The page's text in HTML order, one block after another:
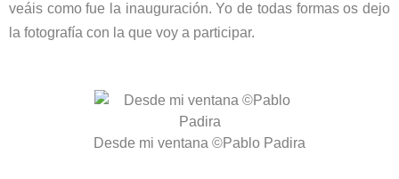
veáis como fue la inauguración. Yo de todas formas os dejo
la fotografía con la que voy a participar.
Desde mi ventana ©Pablo Padira